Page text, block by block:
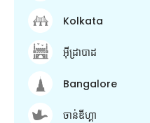
Kolkata
អ៊ីដ្រាបាដ
Bangalore
ចាន់ឌីហ្គា